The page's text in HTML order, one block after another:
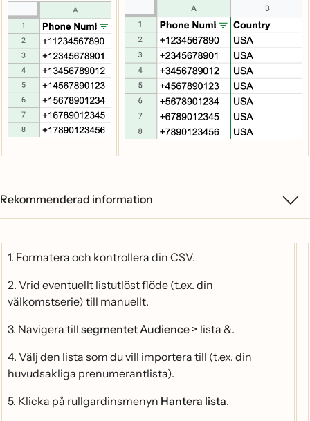
Rekommenderad information
1. Formatera och kontrollera din CSV.
2. Vrid eventuellt listutlöst flöde (t.ex. din
välkomstserie) till manuellt.
3. Navigera till segmentetAudience > lista &.
4. Välj den lista som du vill importera till (t.ex. din
huvudsakliga prenumerantlista).
5. Klicka på rullgardinsmenyn Hantera lista.